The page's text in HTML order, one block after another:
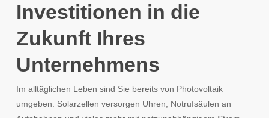
Investitionen in die
Zukunft Ihres
Unternehmens
Im alltäglichen Leben sind Sie bereits von Photovoltaik
umgeben. Solarzellen versorgen Uhren, Notrufsäulen an